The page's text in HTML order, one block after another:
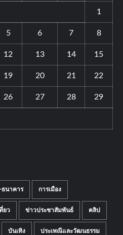
1
5 6 7 8
12 13 14 15
19 20 21 22
26 27 28 29
ธนาคาร การเมือง
ยว ข่าวประชาสัมพันธ์ คลิป
บันเทิง ประเพณีและวัฒนธรรม